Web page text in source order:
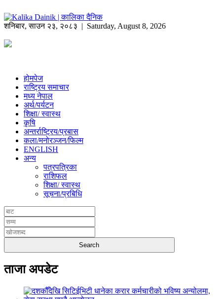
शनिबार,साउन २३, २०८३ | Saturday, August 8, 2026
होमपेज
राष्ट्रिय समाचार
मध्य नेपाल
अर्थ/पर्यटन
शिक्षा/ स्वास्थ
कृषि
अन्तर्राष्ट्रिय/प्रबास
कला/मनोरञ्जन/फिल्म
ENGLISH
अन्य
पत्रपत्रिका
राशिफल
शिक्षा/ स्वास्थ
सूचना/प्रबिधि
ताजा अपडेट